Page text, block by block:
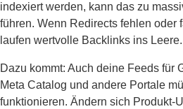
indexiert werden, kann das zu
führen. Wenn Redirects fehlen oder
laufen wertvolle Backlinks ins Leere.
Dazu kommt: Auch deine Feeds für
Meta Catalog und andere Portale
funktionieren. Ändern sich Produkt-